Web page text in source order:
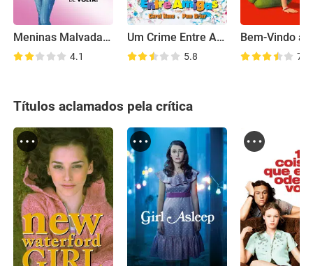
Meninas Malvadas 2
4.1
Um Crime Entre Amigas
5.8 7.5
Títulos aclamados pela crítica